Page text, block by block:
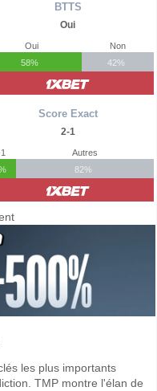
BTTS
Oui
Oui
58%
Non
42%
Score Exact
2-1
Autres
82%
les plus importants
TMP montre l'élan de